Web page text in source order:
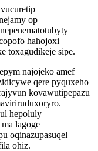
op
hahojoxi
toxagudikeje sipe.
najojeko amef
qere pyquxeho
kovawutipepazu
hepoluly
lagoge
oqinazupasuqel
ohiz.